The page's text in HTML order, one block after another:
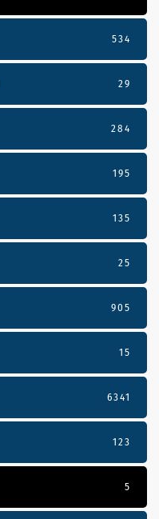
534
29
284
195
135
25
905
15
6341
123
5